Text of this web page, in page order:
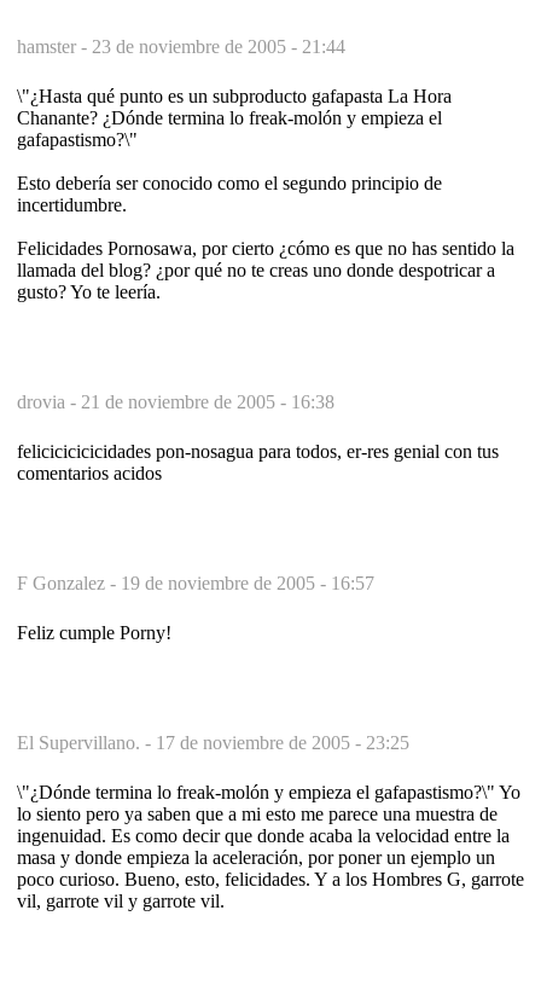
hamster - 23 de noviembre de 2005 - 21:44
\"¿Hasta qué punto es un subproducto gafapasta La Hora
Chanante? ¿Dónde termina lo freak-molón y empieza el
gafapastismo?\"
Esto debería ser conocido como el segundo principio de
incertidumbre.
Felicidades Pornosawa, por cierto ¿cómo es que no has sentido la
llamada del blog? ¿por qué no te creas uno donde despotricar a
gusto? Yo te leería.
drovia - 21 de noviembre de 2005 - 16:38
felicicicicicidades pon-nosagua para todos, er-res genial con tus
comentarios acidos
F Gonzalez - 19 de noviembre de 2005 - 16:57
Feliz cumple Porny!
El Supervillano. - 17 de noviembre de 2005 - 23:25
\"¿Dónde termina lo freak-molón y empieza el gafapastismo?\" Yo
lo siento pero ya saben que a mi esto me parece una muestra de
ingenuidad. Es como decir que donde acaba la velocidad entre la
masa y donde empieza la aceleración, por poner un ejemplo un
poco curioso. Bueno, esto, felicidades. Y a los Hombres G, garrote
vil, garrote vil y garrote vil.